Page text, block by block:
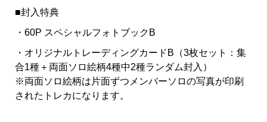
■封入特典
・60P スペシャルフォトブックB
・オリジナルトレーディングカードB（3枚セット：集
合1種＋両面ソロ絵柄4種中2種ランダム封入）
※両面ソロ絵柄は片面ずつメンバーソロの写真が印刷
されたトレカになります。